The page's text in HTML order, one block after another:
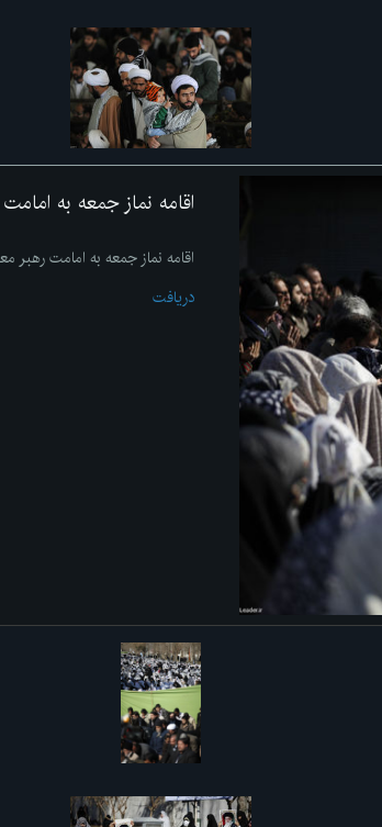
اقامه نماز جمعه به
اقامه نماز جمعه به امامت رهبر
دریافت